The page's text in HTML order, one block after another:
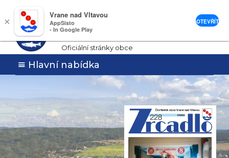
×
Vrane nad Vltavou
AppSisto
- In Google Play
OTEVŘÍT
Vrané nad
Vltavou
Oficiální stránky obce
Hlavní nabídka